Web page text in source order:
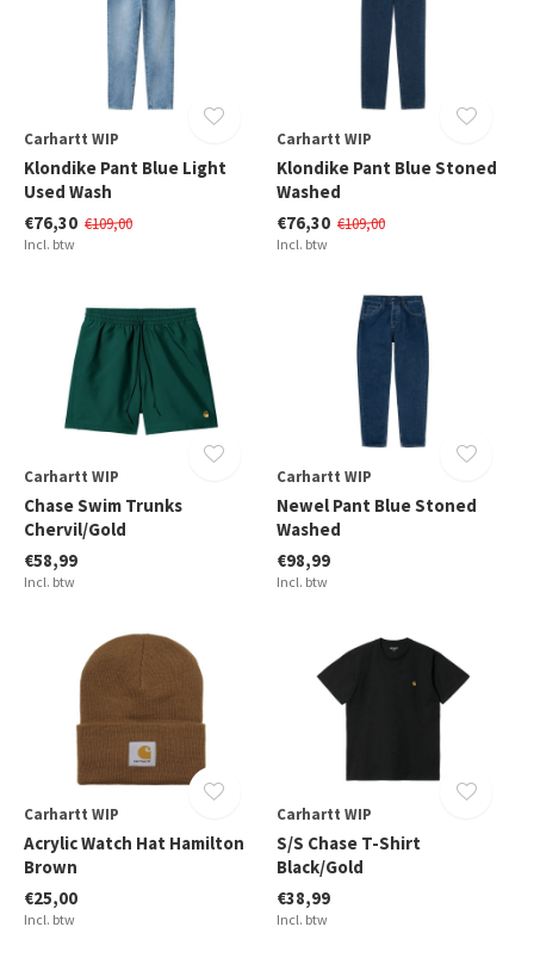
Carhartt WIP
Klondike Pant Blue Light
Used Wash
€76,30 €109,00
Incl. btw
Carhartt WIP
Klondike Pant Blue Stoned
Washed
€76,30 €109,00
Incl. btw
Carhartt WIP
Chase Swim Trunks
Chervil/Gold
€58,99
Incl. btw
Carhartt WIP
Newel Pant Blue Stoned
Washed
€98,99
Incl. btw
Carhartt WIP
Acrylic Watch Hat Hamilton
Brown
€25,00
Incl. btw
Carhartt WIP
S/S Chase T-Shirt
Black/Gold
€38,99
Incl. btw